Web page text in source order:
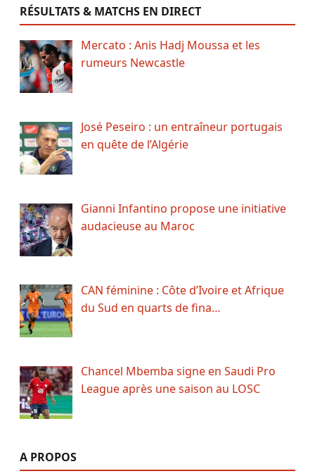
RÉSULTATS & MATCHS EN DIRECT
Mercato : Anis Hadj Moussa et les
rumeurs Newcastle
José Peseiro : un entraîneur portugais
en quête de l’Algérie
Gianni Infantino propose une initiative
audacieuse au Maroc
CAN féminine : Côte d’Ivoire et Afrique
du Sud en quarts de fina…
Chancel Mbemba signe en Saudi Pro
League après une saison au LOSC
A PROPOS